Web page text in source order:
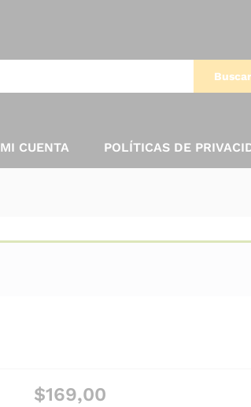
Buscar
MI CUENTA POLÍTICAS DE
$169,00